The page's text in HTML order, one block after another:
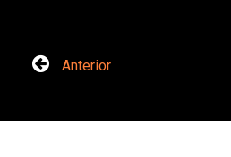
Anterior